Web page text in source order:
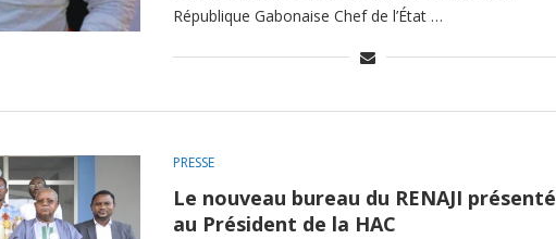
République Gabonaise Chef de l’État …
PRESSE
Le nouveau bureau du RENAJI présenté
au Président de la HAC